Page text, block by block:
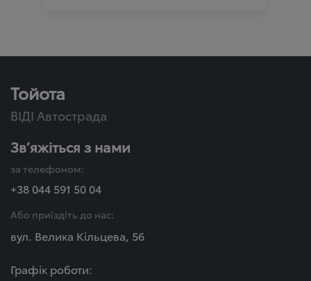
Тойота
ВІДІ Автострада
Зв’яжіться з нами
за телефоном:
+38 044 591 50 04
Або приїздіть до нас:
вул. Велика Кільцева, 56
Графік роботи: